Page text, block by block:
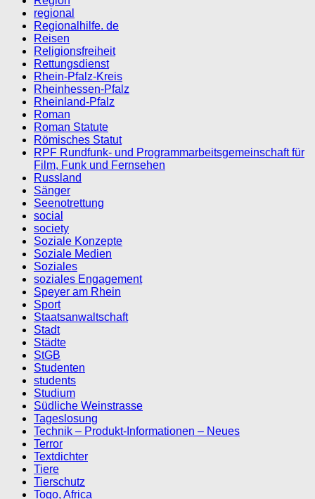
regional
Regionalhilfe. de
Reisen
Religionsfreiheit
Rettungsdienst
Rhein-Pfalz-Kreis
Rheinhessen-Pfalz
Rheinland-Pfalz
Roman
Roman Statute
Römisches Statut
RPF Rundfunk- und Programmarbeitsgemeinschaft für
Film, Funk und Fernsehen
Russland
Sänger
Seenotrettung
social
society
Soziale Konzepte
Soziale Medien
Soziales
soziales Engagement
Speyer am Rhein
Sport
Staatsanwaltschaft
Stadt
Städte
StGB
Studenten
students
Studium
Südliche Weinstrasse
Tageslosung
Technik – Produkt-Informationen – Neues
Terror
Textdichter
Tiere
Tierschutz
Togo, Africa